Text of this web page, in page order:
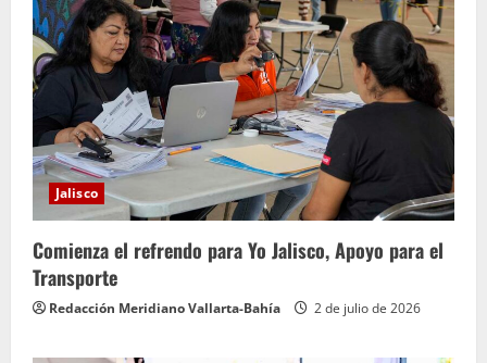
Jalisco
Comienza el refrendo para Yo Jalisco, Apoyo para el
Transporte
Redacción Meridiano Vallarta-Bahía 2 de julio de 2026